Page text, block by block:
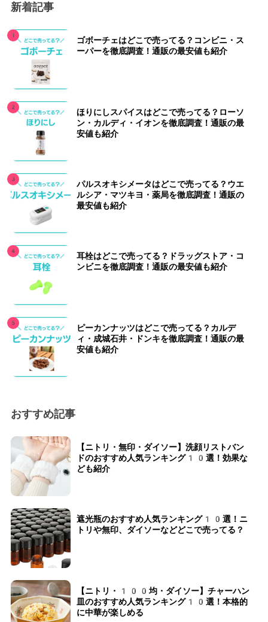
新着記事
ゴボーチェはどこで売ってる？コンビニ・ス
ーパーを徹底調査！通販の最安値も紹介
ほりにしスパイスはどこで売ってる？ローソ
ン・カルディ・イオンを徹底調査！通販の最
安値も紹介
パルスオキシメータはどこで売ってる？ウエ
ルシア・マツキヨ・薬局を徹底調査！通販の
最安値も紹介
耳栓はどこで売ってる？ドラッグストア・コ
ンビニを徹底調査！通販の最安値も紹介
ピーカンナッツはどこで売ってる？カルデ
ィ・成城石井・ドンキを徹底調査！通販の最
安値も紹介
おすすめ記事
【ニトリ・無印・ダイソー】洗顔リストバン
ドのおすすめ人気ランキング10選！効果な
ども紹介
遮光瓶のおすすめ人気ランキング10選！ニ
トリや無印、ダイソーなどどこで売ってる？
【ニトリ・100均・ダイソー】チャーハン
皿のおすすめ人気ランキング10選！本格的
に中華が楽しめる